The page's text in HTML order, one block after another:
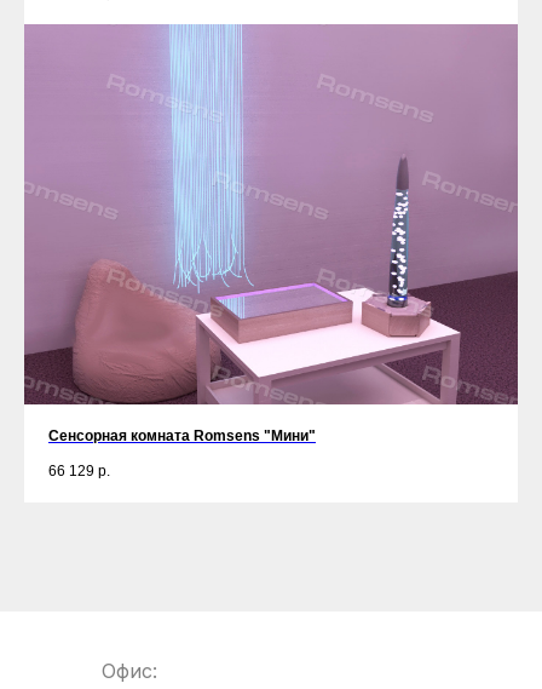
Сенсорная комната Romsens "Мини"
66 129 р.
Офис: